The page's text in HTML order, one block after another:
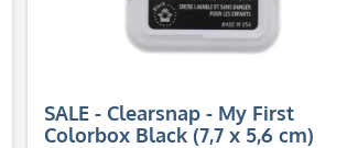
SALE - Clearsnap - My First
Colorbox Black (7,7 x 5,6 cm)